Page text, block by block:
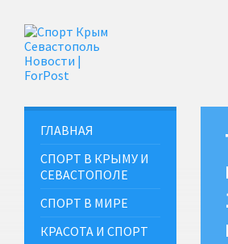
ГЛАВНАЯ
СПОРТ В КРЫМУ И
СЕВАСТОПОЛЕ
СПОРТ В МИРЕ
КРАСОТА И СПОРТ